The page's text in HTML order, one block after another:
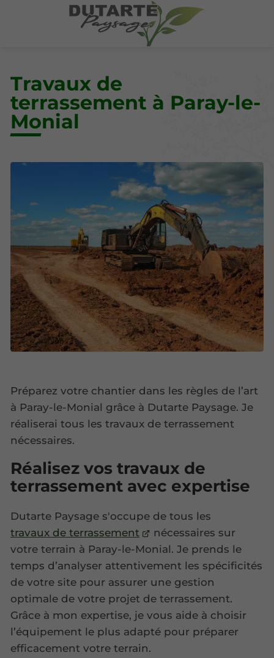
Travaux de
terrassement à Paray-le-
Monial
Préparez votre chantier dans les règles de l’art
à Paray-le-Monial grâce à Dutarte Paysage. Je
réaliserai tous les travaux de terrassement
nécessaires.
Réalisez vos travaux de
terrassement avec expertise
Dutarte Paysage s'occupe de tous les
travaux de terrassement
nécessaires sur
votre terrain à Paray-le-Monial. Je prends le
temps d’analyser attentivement les spécificités
de votre site pour assurer une gestion
optimale de votre projet de terrassement.
Grâce à mon expertise, je vous aide à choisir
l’équipement le plus adapté pour préparer
efficacement votre terrain.